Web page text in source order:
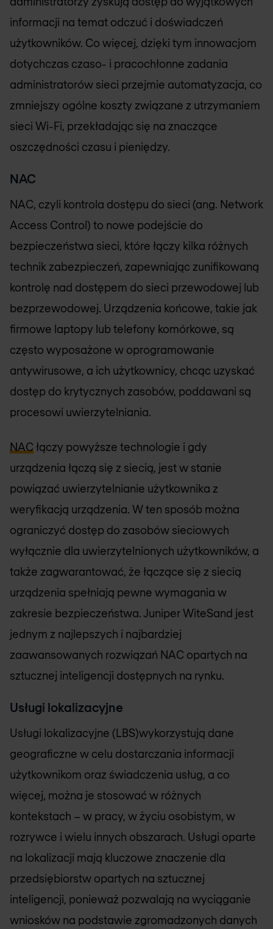
informacji na temat odczuć i doświadczeń
użytkowników. Co więcej, dzięki tym innowacjom
dotychczas czaso- i pracochłonne zadania
administratorów sieci przejmie automatyzacja, co
zmniejszy ogólne koszty związane z utrzymaniem
sieci Wi-Fi, przekładając się na znaczące
oszczędności czasu i pieniędzy.
NAC
NAC, czyli kontrola dostępu do sieci (ang. Network
Access Control) to nowe podejście do
bezpieczeństwa sieci, które łączy kilka różnych
technik zabezpieczeń, zapewniając zunifikowaną
kontrolę nad dostępem do sieci przewodowej lub
bezprzewodowej. Urządzenia końcowe, takie jak
firmowe laptopy lub telefony komórkowe, są
często wyposażone w oprogramowanie
antywirusowe, a ich użytkownicy, chcąc uzyskać
dostęp do krytycznych zasobów, poddawani są
procesowi uwierzytelniania.
NAC łączy powyższe technologie i gdy
urządzenia łączą się z siecią, jest w stanie
powiązać uwierzytelnianie użytkownika z
weryfikacją urządzenia. W ten sposób można
ograniczyć dostęp do zasobów sieciowych
wyłącznie dla uwierzytelnionych użytkowników, a
także zagwarantować, że łączące się z siecią
urządzenia spełniają pewne wymagania w
zakresie bezpieczeństwa. Juniper WiteSand jest
jednym z najlepszych i najbardziej
zaawansowanych rozwiązań NAC opartych na
sztucznej inteligencji dostępnych na rynku.
Usługi lokalizacyjne
Usługi lokalizacyjne (LBS)wykorzystują dane
geograficzne w celu dostarczania informacji
użytkownikom oraz świadczenia usług, a co
więcej, można je stosować w różnych
kontekstach – w pracy, w życiu osobistym, w
rozrywce i wielu innych obszarach. Usługi oparte
na lokalizacji mają kluczowe znaczenie dla
przedsiębiorstw opartych na sztucznej
inteligencji, ponieważ pozwalają na wyciąganie
wniosków na podstawie zgromadzonych danych